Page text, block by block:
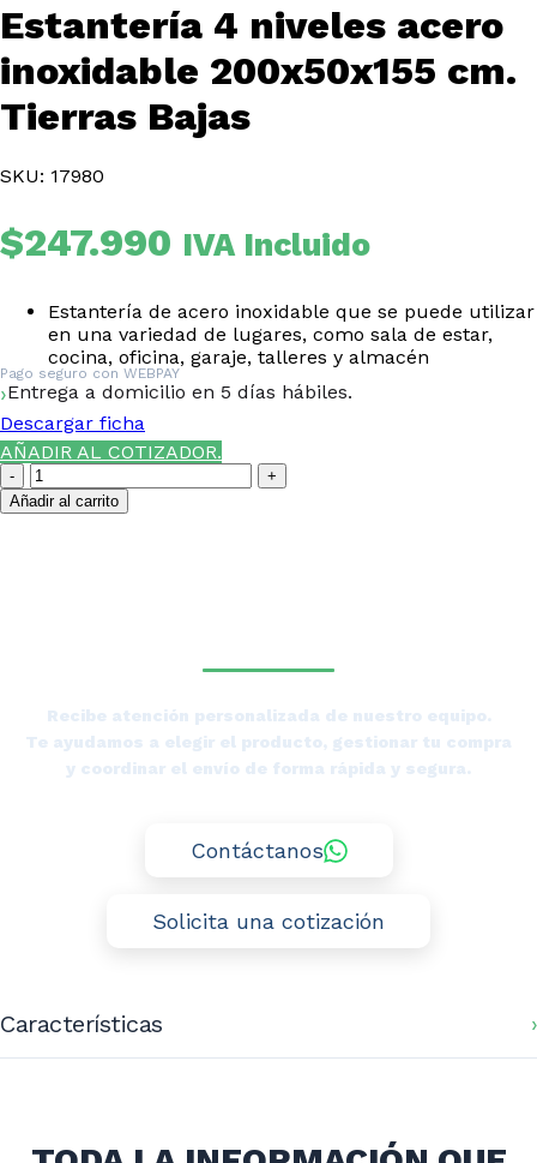
Estantería 4 niveles acero
inoxidable 200x50x155 cm.
Tierras Bajas
SKU: 17980
$247.990 IVA Incluido
Estantería de acero inoxidable que se puede utilizar
en una variedad de lugares, como sala de estar,
cocina, oficina, garaje, talleres y almacén
Pago seguro con WEBPAY
Entrega a domicilio en 5 días hábiles.
Descargar ficha
AÑADIR AL COTIZADOR.
Estantería
4
niveles
Añadir al carrito
Recibe atención personalizada de nuestro equipo.
Te ayudamos a elegir el producto, gestionar tu compra
y coordinar el envío de forma rápida y segura.
Contáctanos
Solicita una cotización
Características